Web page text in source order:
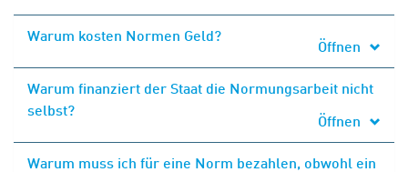
Warum kosten Normen Geld?
Öffnen
Warum finanziert der Staat die Normungsarbeit nicht
selbst?
Öffnen
Warum muss ich für eine Norm bezahlen, obwohl ein